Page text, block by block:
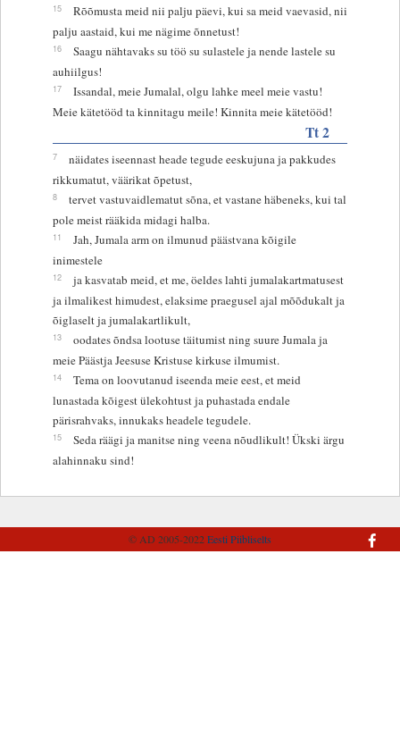
15
Rõõmusta meid nii palju päevi, kui sa meid vaevasid, nii
palju aastaid, kui me nägime õnnetust!
16
Saagu nähtavaks su töö su sulastele ja nende lastele su
auhiilgus!
17
Issandal, meie Jumalal, olgu lahke meel meie vastu!
Meie kätetööd ta kinnitagu meile! Kinnita meie kätetööd!
Tt 2
7
näidates iseennast heade tegude eeskujuna ja pakkudes
rikkumatut, väärikat õpetust,
8
tervet vastuvaidlematut sõna, et vastane häbeneks, kui tal
pole meist rääkida midagi halba.
11
Jah, Jumala arm on ilmunud päästvana kõigile
inimestele
12
ja kasvatab meid, et me, öeldes lahti jumalakartmatusest
ja ilmalikest himudest, elaksime praegusel ajal mõõdukalt ja
õiglaselt ja jumalakartlikult,
13
oodates õndsa lootuse täitumist ning suure Jumala ja
meie Päästja Jeesuse Kristuse kirkuse ilmumist.
14
Tema on loovutanud iseenda meie eest, et meid
lunastada kõigest ülekohtust ja puhastada endale
pärisrahvaks, innukaks headele tegudele.
15
Seda räägi ja manitse ning veena nõudlikult! Ükski ärgu
alahinnaku sind!
© AD 2005-2022Eesti Piibliselts